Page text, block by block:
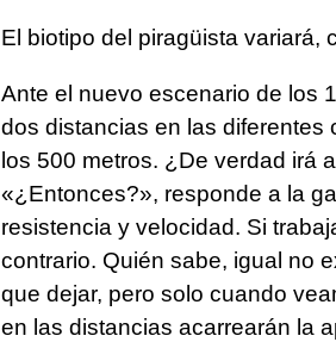
El biotipo del piragüista variará,
Ante el nuevo escenario de los
dos distancias en las diferentes
los 500 metros. ¿De verdad irá
«¿Entonces?», responde a la
resistencia y velocidad. Si
contrario. Quién sabe, igual no
que dejar, pero solo cuando
en las distancias acarrearán la